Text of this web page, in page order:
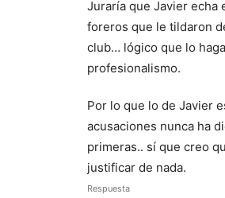
Juraría que Javier echa
foreros que le tildaron
club… lógico que lo
profesionalismo.
Por lo que lo de Javier
acusaciones nunca ha
primeras.. sí que creo
justificar de nada.
Respuesta